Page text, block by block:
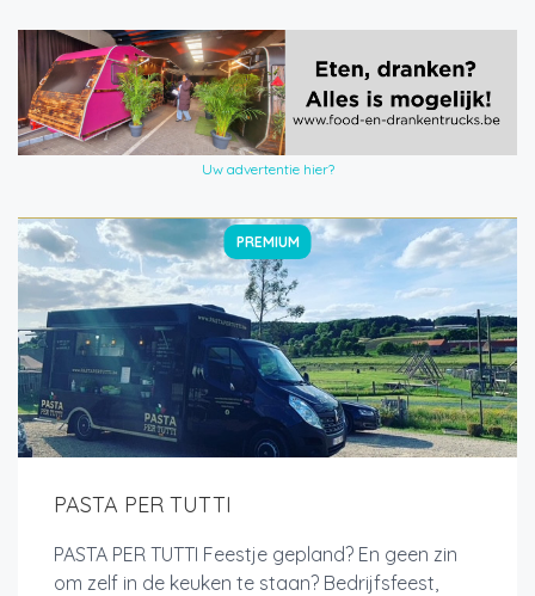
Uw advertentie hier?
PREMIUM
PASTA PER TUTTI
PASTA PER TUTTI Feestje gepland? En geen zin
om zelf in de keuken te staan? Bedrijfsfeest,